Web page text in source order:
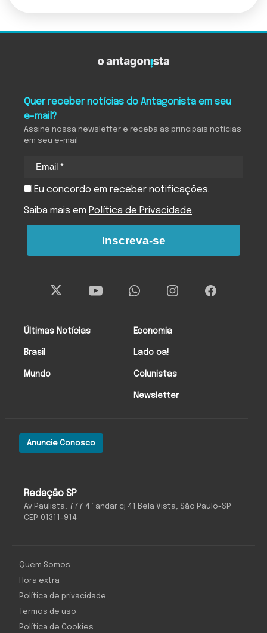
Redação SP
Av Paulista, 777 4º andar cj 41 Bela Vista, São Paulo-SP
CEP: 01311-914
Anuncie Conosco
Últimas Notícias
Brasil
Mundo
Economia
Lado oa!
Colunistas
Newsletter
Quer receber notícias do Antagonista em seu
e-mail?
Assine nossa newsletter e receba as principais notícias
em seu e-mail
Eu concordo em receber notificações.
Saiba mais em Política de Privacidade.
Inscreva-se
Quem Somos
Hora extra
Política de privacidade
Termos de uso
Política de Cookies